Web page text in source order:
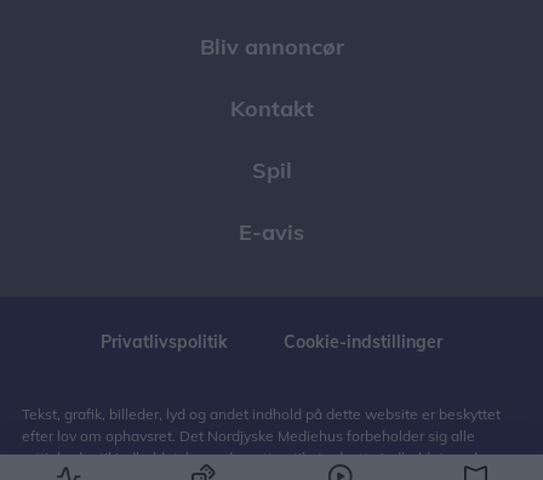
Bliv annoncør
Kontakt
Spil
E-avis
Privatlivspolitik Cookie-indstillinger
Tekst, grafik, billeder, lyd og andet indhold på dette website er beskyttet
efter lov om ophavsret. Det Nordjyske Mediehus forbeholder sig alle
rettigheder til indholdet, herunder retten til at udnytte indholdet med